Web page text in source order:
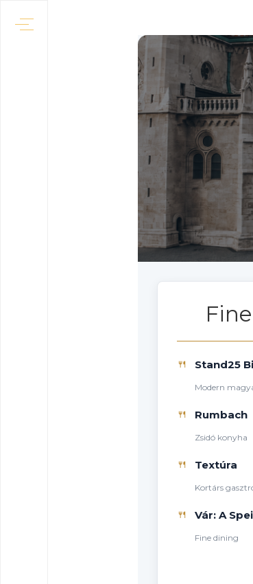
🍴 Stand25
Modern
🍴 Rumbach
Zsidó konyha
🍴 Textúra
Kortárs
🍴 Vár: A
Fine dining